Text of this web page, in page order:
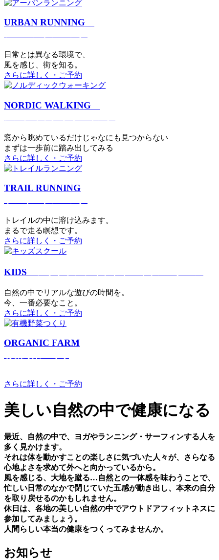
URBAN RUNNING
日常とは異なる環境で、
風を感じ、街を知る。
さらに詳しく・ご予約
NORDIC WALKING
窓から眺めているだけじゃなにも見つからない
まずは一歩前に踏み出してみる
さらに詳しく・ご予約
TRAIL RUNNING
トレイルの中に溶け込みます。
まるで⾛る瞑想です。
さらに詳しく・ご予約
KIDS
⾃然の中でリアルな遊びの時間を。
今、⼀番必要なこと。
さらに詳しく・ご予約
ORGANIC FARM
さらに詳しく・ご予約
美しい⾃然の中で健康になる
最近、⾃然の中で、ヨガやランニング・サーフィンする⼈を
多く⾒かけます。
それは体を動かすことの楽しさに気づいた⼈々が、さらなる
⼼地よさを求めて外へと向かっているから。
⾵を感じる、⼤地を蹴る…⾃然との⼀体感を味わうことで、
忙しい⽇常のなかで閉じていた五感が動き出し、本来の⾃分
を取り戻せるのかもしれません。
休⽇は、各地の美しい⾃然の中でアウトドアフィットネスに
参加してみましょう。
⼈間らしい本当の健康をつくってみませんか。
お知らせ